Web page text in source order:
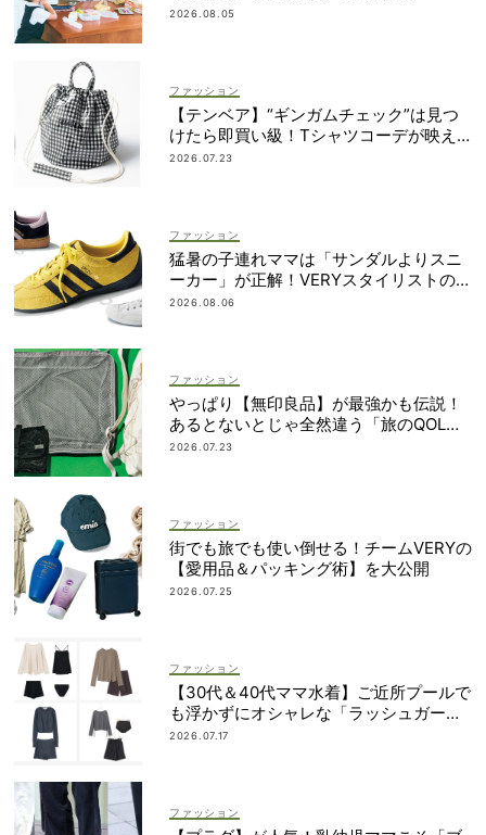
2026.08.05
ファッション
【テンベア】“ギンガムチェック”は見つ
けたら即買い級！Tシャツコーデが映え
る「夏の相棒バッグ」3選
2026.07.23
ファッション
猛暑の子連れママは「サンダルよりスニ
ーカー」が正解！VERYスタイリストの愛
用品5選
2026.08.06
ファッション
やっぱり【無印良品】が最強かも伝説！
あるとないとじゃ全然違う「旅のQOL爆
上げアイテム」
2026.07.23
ファッション
街でも旅でも使い倒せる！チームVERYの
【愛用品＆パッキング術】を大公開
2026.07.25
ファッション
【30代＆40代ママ水着】ご近所プールで
も浮かずにオシャレな「ラッシュガード
＆ショートパンツセット」6選！
2026.07.17
ファッション